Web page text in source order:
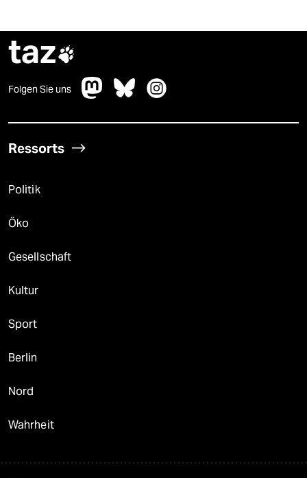
taz
Folgen Sie uns
Ressorts
Politik
Öko
Gesellschaft
Kultur
Sport
Berlin
Nord
Wahrheit